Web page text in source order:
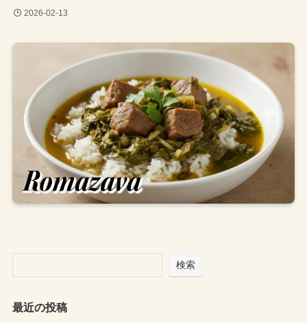
2026-02-13
検索
最近の投稿